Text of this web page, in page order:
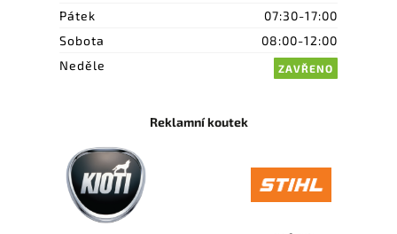
Pátek
07:30-17:00
Sobota
08:00-12:00
Neděle
ZAVŘENO
Reklamní koutek